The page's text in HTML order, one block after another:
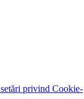
privind Cookie-